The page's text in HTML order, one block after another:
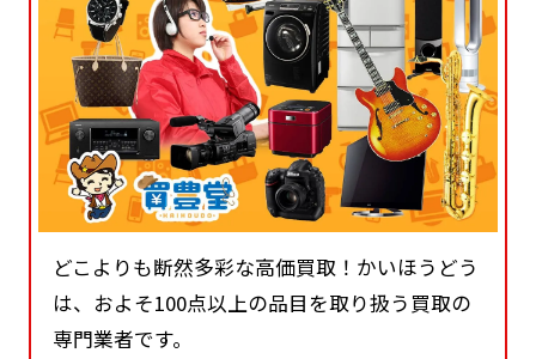
どこよりも断然多彩な高価買取！かいほうどう
は、およそ100点以上の品目を取り扱う買取の
専門業者です。